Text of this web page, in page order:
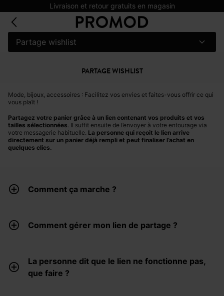
Livraison et retour gratuits en magasin
Partage wishlist
PARTAGE WISHLIST
Mode, bijoux, accessoires : Facilitez vos envies et faites-vous offrir ce qui
vous plaît !
Partagez votre panier grâce à un lien contenant vos produits et vos
tailles sélectionnées. Il suffit ensuite de l’envoyer à votre entourage via
votre messagerie habituelle. La personne qui reçoit le lien arrive
directement sur un panier déjà rempli et peut finaliser l’achat en
quelques clics.
Comment ça marche ?
Comment gérer mon lien de partage ?
La personne dit que le lien ne fonctionne pas,
que faire ?